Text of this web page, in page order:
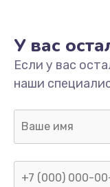
У вас
Если у вас
наши